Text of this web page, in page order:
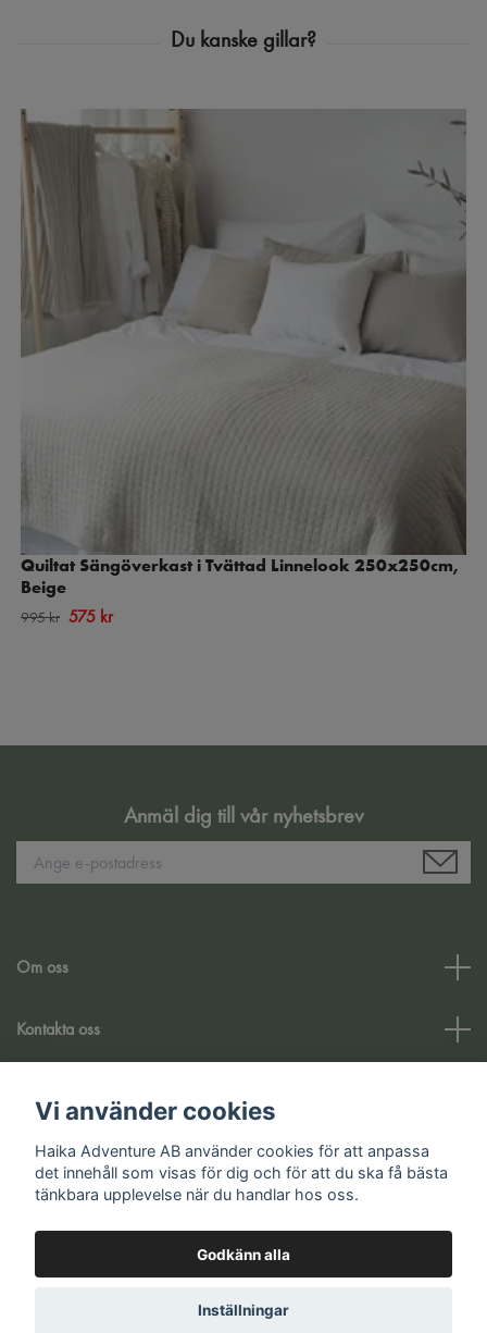
Quiltat Sängöverkast i Tvättad Linnelook 250x250cm,
Beige
995 kr 575 kr
Anmäl dig till vår nyhetsbrev
Om oss
Kontakta oss
Sociala medier
© 2026 Haika Adventure AB
Vi använder cookies
Haika Adventure AB använder cookies för att anpassa
det innehåll som visas för dig och för att du ska få bästa
tänkbara upplevelse när du handlar hos oss.
Godkänn alla
Inställningar